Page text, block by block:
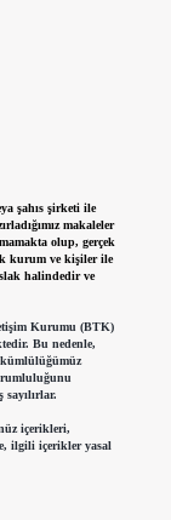
şahıs şirketi ile
makaleler
olup, gerçek
kurum ve kişiler ile
halindedir ve
Kurumu (BTK)
Bu nedenle,
içerikleri,
ilgili içerikler yasal